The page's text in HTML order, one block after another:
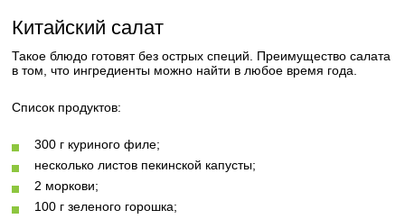
Китайский салат
Такое блюдо готовят без острых специй. Преимущество салата
в том, что ингредиенты можно найти в любое время года.
Список продуктов:
300 г куриного филе;
несколько листов пекинской капусты;
2 моркови;
100 г зеленого горошка;